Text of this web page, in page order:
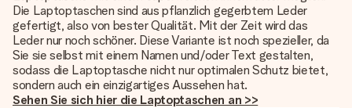
Die Laptoptaschen sind aus pflanzlich gegerbtem Leder
gefertigt, also von bester Qualität. Mit der Zeit wird das
Leder nur noch schöner. Diese Variante ist noch spezieller, da
Sie sie selbst mit einem Namen und/oder Text gestalten,
sodass die Laptoptasche nicht nur optimalen Schutz bietet,
sondern auch ein einzigartiges Aussehen hat.
Sehen Sie sich hier die Laptoptaschen an >>